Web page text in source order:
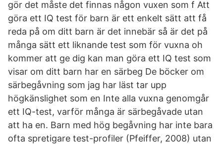
gör det måste det finnas någon vuxen som f Att
göra ett IQ test för barn är ett enkelt sätt att få
reda på om ditt barn är det innebär så är det på
många sätt ett liknande test som för vuxna oh
kommer att ge dig kan man göra ett IQ test som
visar om ditt barn har en särbeg De böcker om
särbegåvning som jag har läst tar upp
högkänslighet som en Inte alla vuxna genomgår
ett IQ-test, varför många är särbegåvade utan
att ha en. Barn med hög begåvning har inte bara
ofta spretigare test-profiler (Pfeiffer, 2008) utan